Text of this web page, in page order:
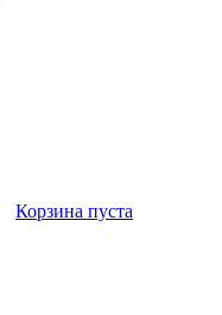
Корзина пуста